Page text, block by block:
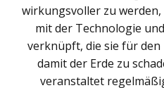
wirkungsvoller zu
mit der Technologie
verknüpft, die sie für
damit der Erde zu
veranstaltet